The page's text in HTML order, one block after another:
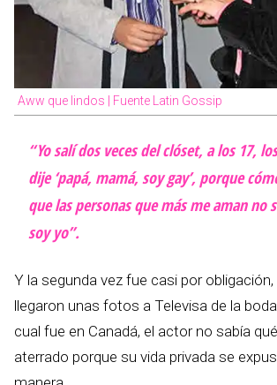
Aww que lindos | Fuente Latin Gossip
“Yo salí dos veces del clóset, a los 17,
dije ‘papá, mamá, soy gay’, porque
que las personas que más me aman no
soy yo”.
Y la segunda vez fue casi por
llegaron unas fotos a Televisa de la
cual fue en Canadá, el actor no sabía
aterrado porque su vida privada se